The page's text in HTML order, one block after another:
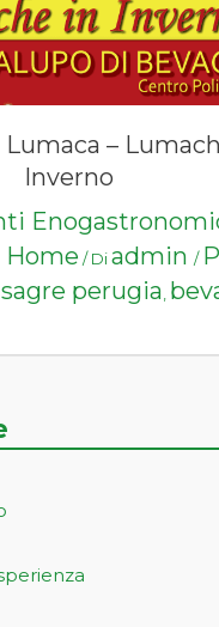
Lumaca –
Inverno
Home / Di admin /
sagre perugia,